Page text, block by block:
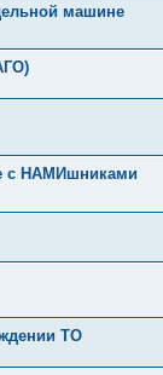
машине
с НАМИшниками
ТО